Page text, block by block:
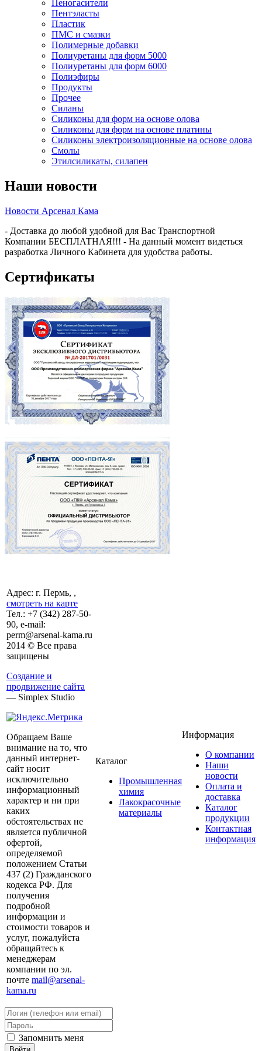
Пеногасители
Пентэласты
Пластик
ПМС и смазки
Полимерные добавки
Полиуретаны для форм 5000
Полиуретаны для форм 6000
Полиэфиры
Продукты
Прочее
Силаны
Силиконы для форм на основе олова
Силиконы для форм на основе платины
Силиконы электроизоляционные на основе олова
Смолы
Этилсиликаты, силапен
Наши новости
Новости Арсенал Кама
- Доставка до любой удобной для Вас Транспортной
Компании БЕСПЛАТНАЯ!!! - На данный момент видеться
разработка Личного Кабинета для удобства работы.
Сертификаты
Адрес: г. Пермь, ,
смотреть на карте
Тел.: +7 (342) 287-50-
90, e-mail:
perm@arsenal-kama.ru
2014 © Все права
защищены
Создание и
продвижение сайта
— Simplex Studio
Обращаем Ваше
внимание на то, что
данный интернет-
сайт носит
исключительно
информационный
характер и ни при
каких
обстоятельствах не
является публичной
офертой,
определяемой
положением Статьи
437 (2) Гражданского
кодекса РФ. Для
получения
подробной
информации и
стоимости товаров и
услуг, пожалуйста
обращайтесь к
менеджерам
компании по эл.
почте mail@arsenal-
kama.ru
Каталог
Промышленная
химия
Лакокрасочные
материалы
Информация
О компании
Наши
новости
Оплата и
доставка
Каталог
продукции
Контактная
информация
Запомнить меня